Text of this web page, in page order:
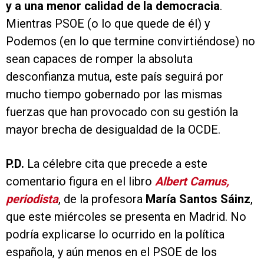
y a una menor calidad de la democracia.
Mientras PSOE (o lo que quede de él) y
Podemos (en lo que termine convirtiéndose) no
sean capaces de romper la absoluta
desconfianza mutua, este país seguirá por
mucho tiempo gobernado por las mismas
fuerzas que han provocado con su gestión la
mayor brecha de desigualdad de la OCDE.
P.D. La célebre cita que precede a este
comentario figura en el libro Albert Camus,
periodista, de la profesora María Santos Sáinz,
que este miércoles se presenta en Madrid. No
podría explicarse lo ocurrido en la política
española, y aún menos en el PSOE de los